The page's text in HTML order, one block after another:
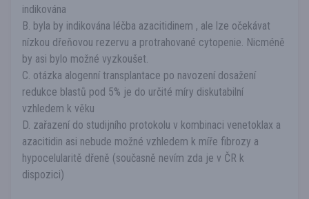
indikována
B. byla by indikována léčba azacitidinem , ale lze očekávat
nízkou dřeňovou rezervu a protrahované cytopenie. Nicméně
by asi bylo možné vyzkoušet.
C. otázka alogenní transplantace po navození dosažení
redukce blastů pod 5% je do určité míry diskutabilní
vzhledem k věku
D. zařazení do studijního protokolu v kombinaci venetoklax a
azacitidin asi nebude možné vzhledem k míře fibrozy a
hypocelularitě dřeně (současně nevím zda je v ČR k
dispozici)